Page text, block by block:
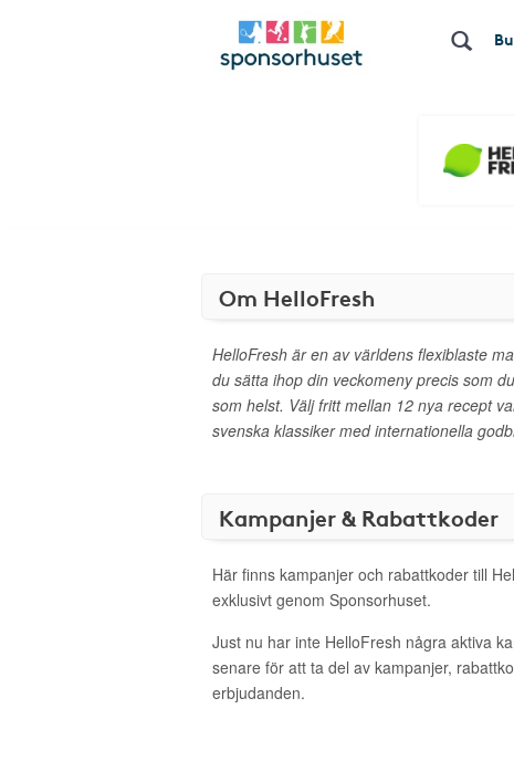
Om HelloFresh
HelloFresh är en av världens flexiblaste
du sätta ihop din veckomeny precis som
som helst. Välj fritt mellan 12 nya recept
svenska klassiker med internationella
Kampanjer & Rabattkoder
Här finns kampanjer och rabattkoder till
exklusivt genom Sponsorhuset.
Just nu har inte HelloFresh några aktiva
senare för att ta del av kampanjer,
erbjudanden.